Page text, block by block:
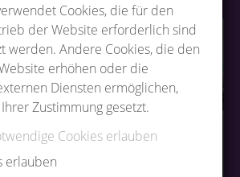
Cookies, die für den
der Website erforderlich sind
werden. Andere Cookies, die den
erhöhen oder die
Diensten ermöglichen,
Zustimmung gesetzt.
Cookies erlauben
erlauben